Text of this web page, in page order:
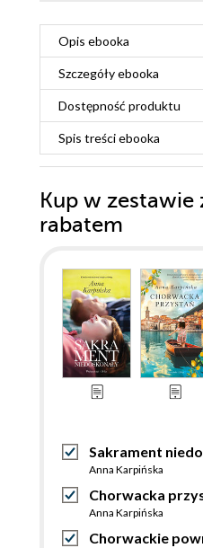
Opis ebooka
Szczegółyebooka
Dostępność produktu
Spis treściebooka
Kup w
rabatem
Sakrament
Anna Karpińska
Chorwacka
Anna Karpińska
Chorwackie